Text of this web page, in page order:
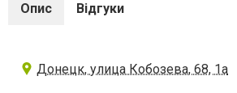
Опис Відгуки
Донецк, улица Кобозева, 68, 1а